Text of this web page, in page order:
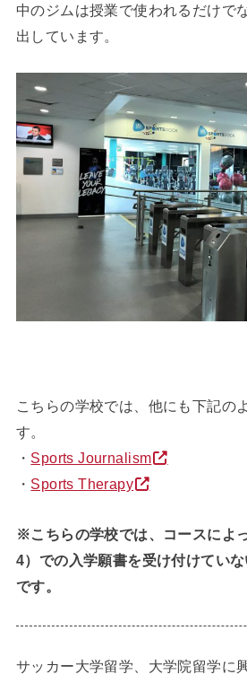
中のジムは授業で使われるだけで
出しています。
こちらの学校では、他にも下記の
す。
・ Sports Journalism
・ Sports Therapy
※こちらの学校では、コースによ
4）での入学願書を受け付けてい
です。
サッカー大学留学、大学院留学に